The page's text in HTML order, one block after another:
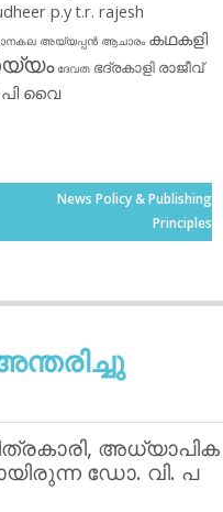
p.yt.r. rajesh
അയ്യപ്പന്‍ ആചാരം കഥകളി
ദേവത ഭദ്രകാളി രാജീവ്
വൈ
News Policy & Publishing
Principles
അധ്യാപിക
ഡോ. വി. പ